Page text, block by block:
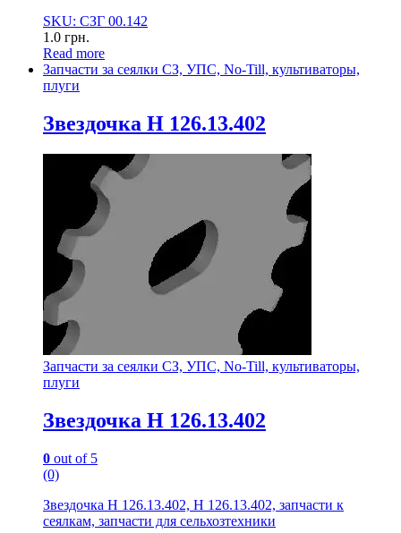
SKU: СЗГ 00.142
1.0 грн.
Read more
Запчасти за сеялки СЗ, УПС, No-Till, культиваторы,
плуги
Звездочка Н 126.13.402
Запчасти за сеялки СЗ, УПС, No-Till, культиваторы,
плуги
Звездочка Н 126.13.402
0 out of 5
(0)
Звездочка Н 126.13.402, Н 126.13.402, запчасти к
сеялкам, запчасти для сельхозтехники